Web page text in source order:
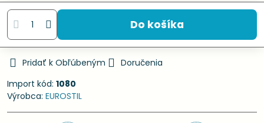
Do košíka
Pridať k Obľúbeným
Doručenia
Import kód: 1080
Výrobca: EUROSTIL